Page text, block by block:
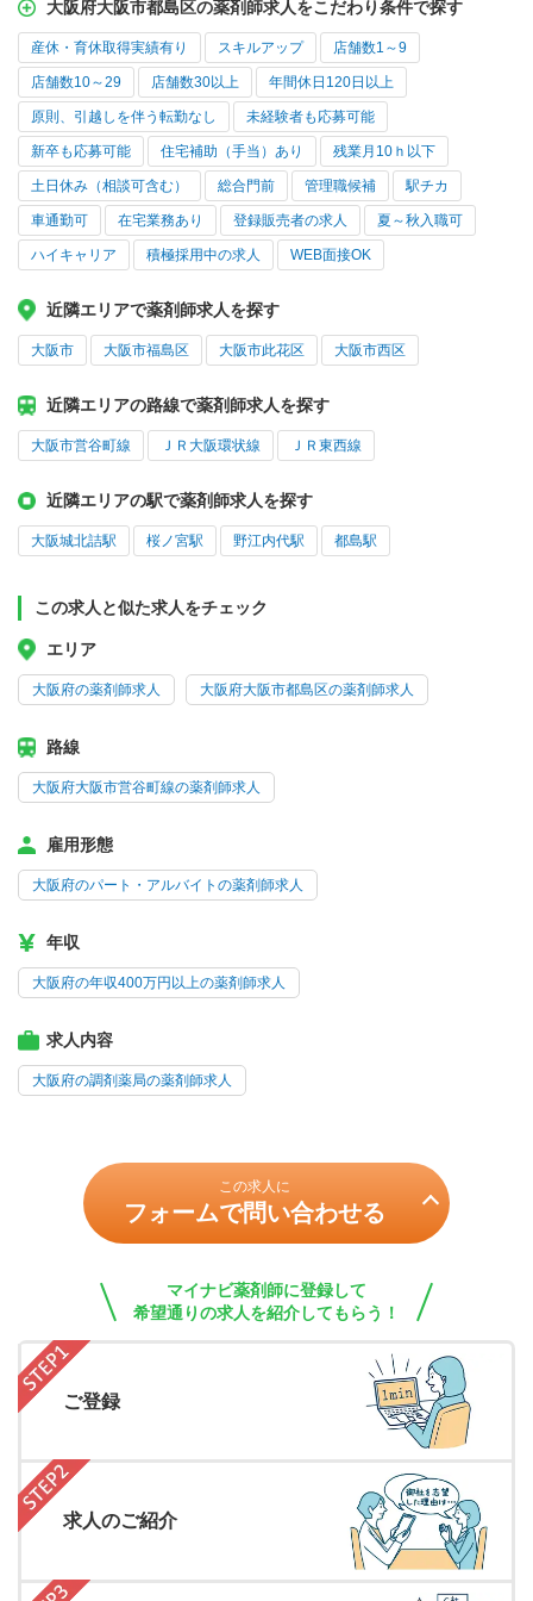
大阪府大阪市都島区の薬剤師求人をこだわり条件で探す
産休・育休取得実績有り スキルアップ 店舗数1～9
店舗数10～29 店舗数30以上 年間休日120日以上
原則、引越しを伴う転勤なし 未経験者も応募可能
新卒も応募可能 住宅補助（手当）あり 残業月10ｈ以下
土日休み（相談可含む） 総合門前 管理職候補 駅チカ
車通勤可 在宅業務あり 登録販売者の求人 夏～秋入職可
ハイキャリア 積極採用中の求人 WEB面接OK
近隣エリアで薬剤師求人を探す
大阪市 大阪市福島区 大阪市此花区 大阪市西区
近隣エリアの路線で薬剤師求人を探す
大阪市営谷町線 ＪＲ大阪環状線 ＪＲ東西線
近隣エリアの駅で薬剤師求人を探す
大阪城北詰駅 桜ノ宮駅 野江内代駅 都島駅
この求人と似た求人をチェック
エリア
大阪府の薬剤師求人 大阪府大阪市都島区の薬剤師求人
路線
大阪府大阪市営谷町線の薬剤師求人
雇用形態
大阪府のパート・アルバイトの薬剤師求人
年収
大阪府の年収400万円以上の薬剤師求人
求人内容
大阪府の調剤薬局の薬剤師求人
この求人に
フォームで問い合わせる
マイナビ薬剤師に登録して
希望通りの求人を紹介してもらう！
ご登録
求人のご紹介